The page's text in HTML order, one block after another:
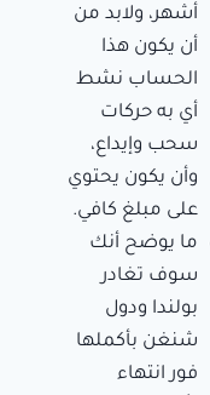
أشهر، ولابد من
أن يكون هذا
الحساب نشط
أي به حركات
سحب وإيداع،
وأن يكون يحتوي
على مبلغ كافي.
ما يوضح أنك
سوف تغادر
بولندا ودول
شنغن بأكملها
فور انتهاء